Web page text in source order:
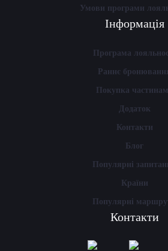
Умови програми
Інформація
Програма
Раннє
Покупка
Додаток
Контакти
Блог
Популярні
Країни
Популярні
Контакти